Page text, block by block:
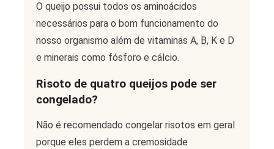
O queijo possui todos os aminoácidos
necessários para o bom funcionamento do
nosso organismo além de vitaminas A, B, K e D
e minerais como fósforo e cálcio.
Risoto de quatro queijos pode ser
congelado?
Não é recomendado congelar risotos em geral
porque eles perdem a cremosidade